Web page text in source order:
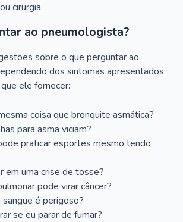
cirurgia.
ao pneumologista?
sobre o que perguntar ao
dos sintomas apresentados
ele fornecer:
coisa que bronquite asmática?
para asma viciam?
praticar esportes mesmo tendo
em uma crise de tosse?
pode virar câncer?
é perigoso?
se eu parar de fumar?